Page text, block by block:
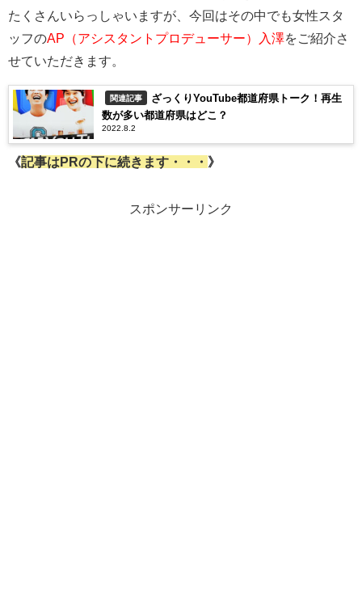
たくさんいらっしゃいますが、今回はその中でも女性スタ
ッフのAP（アシスタントプロデューサー）入澤をご紹介さ
せていただきます。
関連記事
ざっくりYouTube都道府県トーク！再生
数が多い都道府県はどこ？
2022.8.2
《記事はPRの下に続きます・・・ 》
スポンサーリンク